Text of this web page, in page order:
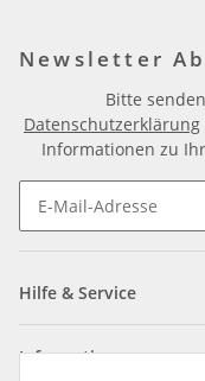
Newsletter
Bitte
Datenschutzerklärung
Informationen zu
Hilfe & Service
Informationen